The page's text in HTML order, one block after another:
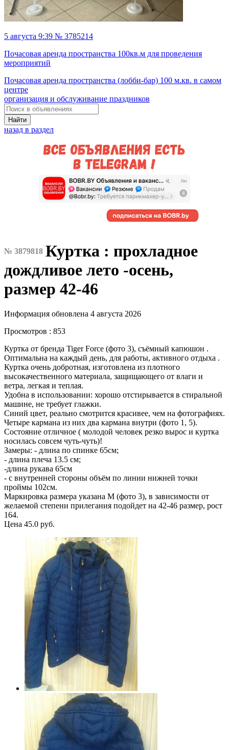
5 августа 9:39 № 3785214
Почасовая аренда пространства 100кв.м для проведения
мероприятий
Почасовая аренда пространства (лобби-бар) 100 м.кв. в самом
центре
организация и обслуживание праздников
Найти
назад в раздел
№ 3879818 Куртка : прохладное
дождливое лето -осень,
размер 42-46
Информация обновлена 4 августа 2026
Просмотров : 853
Куртка от бренда Tiger Force (фото 3), съёмный капюшон .
Оптимальна на каждый день, для работы, активного отдыха .
Куртка очень добротная, изготовлена из плотного
высокачественного материала, защищающего от влаги и
ветра, легкая и теплая.
Удобна в использовании: хорошо отстирывается в стиральной
машине, не требует глажки.
Синий цвет, реально смотрится красивее, чем на фотографиях.
Четыре кармана из них два кармана внутри (фото 1, 5).
Состояние отличное ( молодой человек резко вырос и куртка
носилась совсем чуть-чуть)!
Замеры: - длина по спинке 65см;
- длина плеча 13.5 см;
-длина рукава 65см
- с внутренней стороны объём по линии нижней точки
проймы 102см.
Маркировка размера указана М (фото 3), в зависимости от
желаемой степени прилегания подойдет на 42-46 размер, рост
164.
Цена 45.0 руб.